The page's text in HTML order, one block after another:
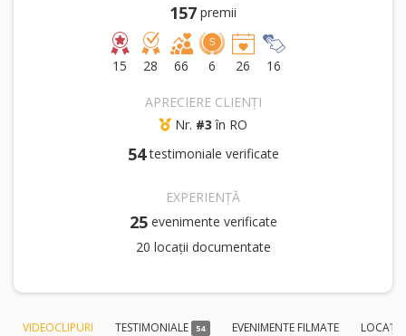
157 premii
15 28 66 6 26 16
APRECIERE CLIENȚI
Nr. #3 în RO
54 testimoniale verificate
EXPERIENȚĂ
25 evenimente verificate
20 locații documentate
VIDEOCLIPURI TESTIMONIALE 54 EVENIMENTE FILMATE LOCAȚII